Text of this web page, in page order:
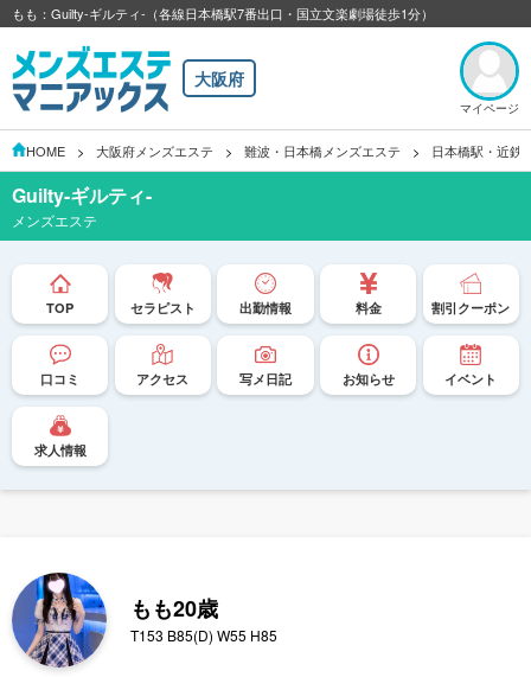
もも：Guilty-ギルティ-（各線日本橋駅7番出口・国立文楽劇場徒歩1分）
大阪府
マイページ
HOME 大阪府メンズエステ 難波・日本橋メンズエステ 日本橋駅・近鉄
Guilty-ギルティ-
メンズエステ
TOP セラピスト 出勤情報 料金 割引クーポン
口コミ アクセス 写メ日記 お知らせ イベント
求人情報
もも20歳
T153 B85(D) W55 H85